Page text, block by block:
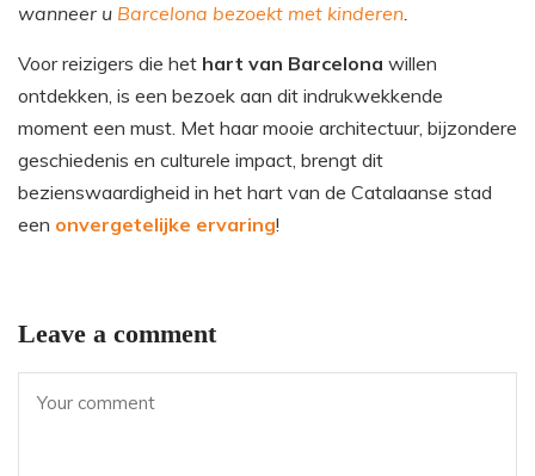
wanneer u Barcelona bezoekt met kinderen.
Voor reizigers die het hart van Barcelona willen
ontdekken, is een bezoek aan dit indrukwekkende
moment een must. Met haar mooie architectuur, bijzondere
geschiedenis en culturele impact, brengt dit
bezienswaardigheid in het hart van de Catalaanse stad
een onvergetelijke ervaring!
Leave a comment